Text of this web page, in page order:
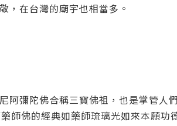
，在台灣的廟宇也相當多。
阿彌陀佛合稱三寶佛祖，也是掌管人
藥師佛的經典如藥師琉璃光如來本願功